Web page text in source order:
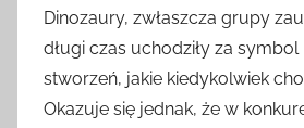
Dinozaury, zwłaszcza grupy
długi czas uchodziły za
stworzeń, jakie kiedykolwiek
Okazuje się jednak, że w